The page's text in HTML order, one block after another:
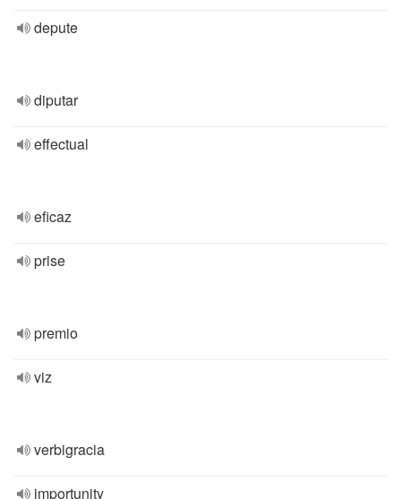
depute
diputar
effectual
eficaz
prise
premio
viz
verbigracia
importunity